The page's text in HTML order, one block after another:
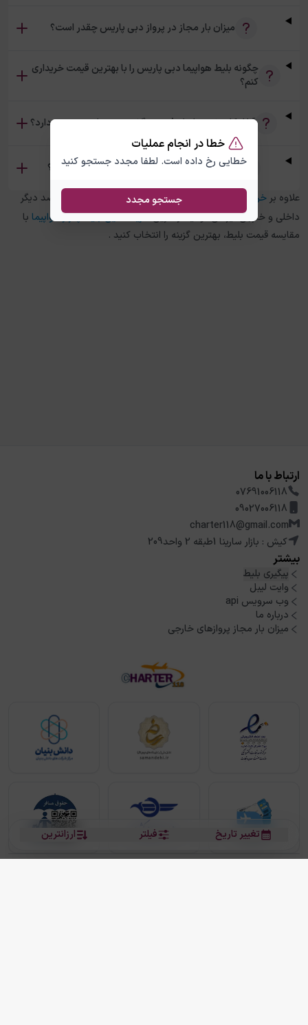
خطا در انجام عملیات
خطایی رخ داده است. لطفا مجدد جستجو کنید
جستجو مجدد
ارزانترین فیلتر تغییر تاریخ
میزان بار مجاز در پرواز دبی پاریس چقدر است؟
چگونه بلیط هواپیما دبی پاریس را با بهترین قیمت خریداری
کنم؟
آیا امکان خرید بلیط رفت و برگشت دبی پاریس وجود دارد؟
تفاوت بلیط چارتر و سیستمی دبی پاریس چیست؟
علاوه بر خرید بلیط هواپیما دبیبهپاریس
، در چارتر 118 برای مقاصد دیگر
داخلی و خارجی نیز می توانید از طریقخرید آنلاین بلیط چارتر هواپیما با
مقایسه قیمت بلیط، بهترین گزینه را انتخاب کنید .
ارتباط با ما
07691006118
09027006118
charter118@gmail.com
کیش : بازار سارینا 1طبقه 2 واحد209
بیشتر
پیگیری بلیط
وایت لیبل
وب سرویس api
درباره ما
میزان بار مجاز پروازهای خارجی